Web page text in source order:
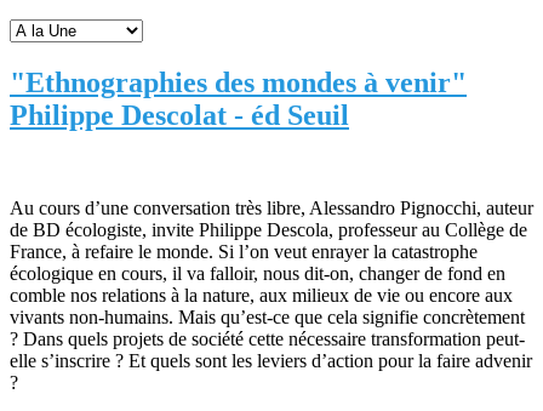
"Ethnographies des mondes à venir"
Philippe Descolat - éd Seuil
Au cours d’une conversation très libre, Alessandro Pignocchi, auteur
de BD écologiste, invite Philippe Descola, professeur au Collège de
France, à refaire le monde. Si l’on veut enrayer la catastrophe
écologique en cours, il va falloir, nous dit-on, changer de fond en
comble nos relations à la nature, aux milieux de vie ou encore aux
vivants non-humains. Mais qu’est-ce que cela signifie concrètement
? Dans quels projets de société cette nécessaire transformation peut-
elle s’inscrire ? Et quels sont les leviers d’action pour la faire advenir
?